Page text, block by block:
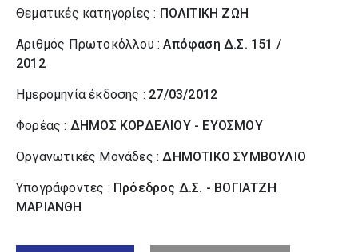
Θεματικές κατηγορίες : ΠΟΛΙΤΙΚΗ ΖΩΗ
Αριθμός Πρωτοκόλλου :Απόφαση Δ.Σ. 151 /
2012
Ημερομηνία έκδοσης : 27/03/2012
Φορέας : ΔΗΜΟΣ ΚΟΡΔΕΛΙΟΥ - ΕΥΟΣΜΟΥ
Οργανωτικές Μονάδες :ΔΗΜΟΤΙΚΟ ΣΥΜΒΟΥΛΙΟ
Υπογράφοντες : Πρόεδρος Δ.Σ. - ΒΟΓΙΑΤΖΗ
ΜΑΡΙΑΝΘΗ